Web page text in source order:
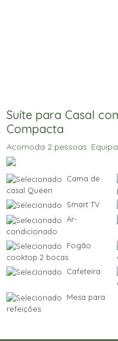
Suíte para Casal
Compacta
Acomoda 2 pessoas.
Cama de
casal Queen
Smart TV
Ar-
condicionado
Fogão
cooktop 2 bocas
Cafeteira
Mesa para
refeições